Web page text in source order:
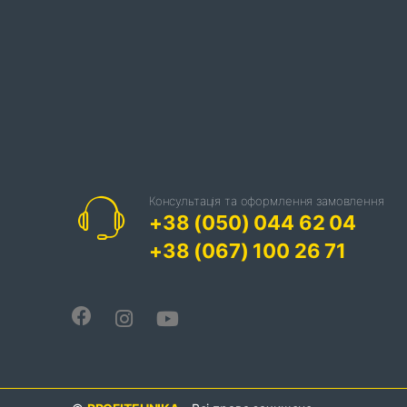
Консультація та оформлення замовлення
+38 (050) 044 62 04
+38 (067) 100 26 71